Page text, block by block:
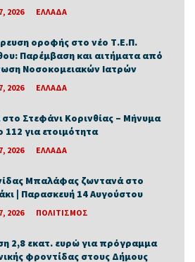
2026 ΕΛΛΑΔΑ
οροφής στο νέο Τ.Ε.Π.
Παρέμβαση και αιτήματα από
Νοσοκομειακών Ιατρών
2026 ΕΛΛΑΔΑ
Στεφάνι Κορινθίας – Μήνυμα
112 για ετοιμότητα
2026 ΕΛΛΑΔΑ
Μπαλάφας ζωντανά στο
| Παρασκευή 14 Αυγούστου
2026 ΠΟΛΙΤΙΣΜΟΣ
2,8 εκατ. ευρώ για πρόγραμμα
φροντίδας στους Δήμους